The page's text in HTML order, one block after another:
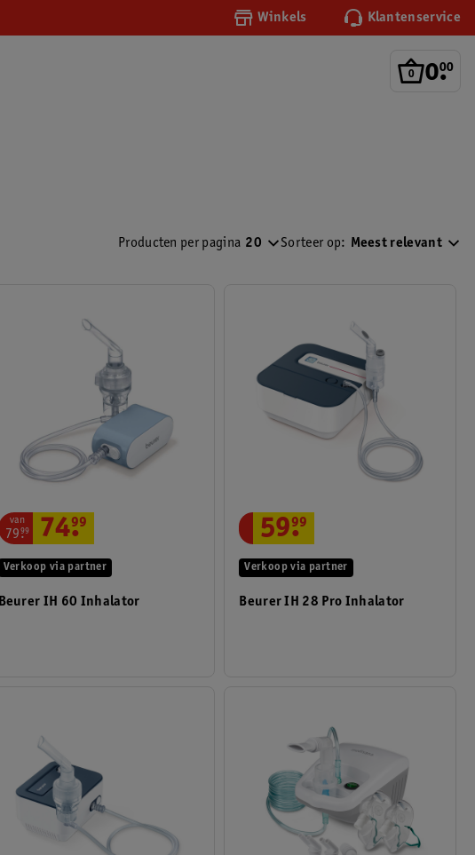
Winkels Klantenservice
0.
00
Producten per pagina 20 Sorteer op: Meest relevant
Beurer IH 60 Inhalator
Verkoop via partner
van
79.
99 74.
99
Beurer IH 28 Pro Inhalator
Verkoop via partner
59.
99